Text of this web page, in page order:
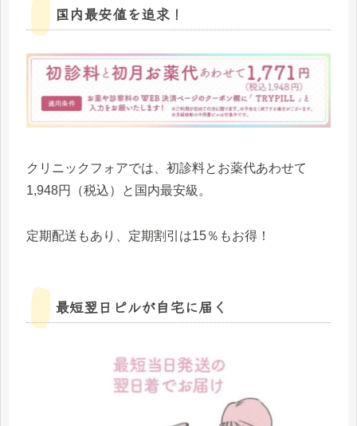
国内最安値を追求！
クリニックフォアでは、初診料とお薬代あわせて
1,948円（税込）と国内最安級。
定期配送もあり、定期割引は15％もお得！
最短翌日ピルが自宅に届く